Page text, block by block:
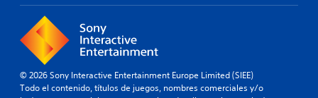
© 2026 Sony Interactive Entertainment Europe Limited (SIEE)
Todo el contenido, títulos de juegos, nombres comerciales y/o